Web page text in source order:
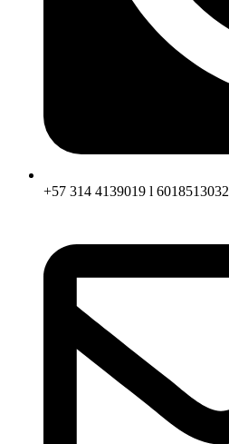
+57 314 4139019 l 6018513032